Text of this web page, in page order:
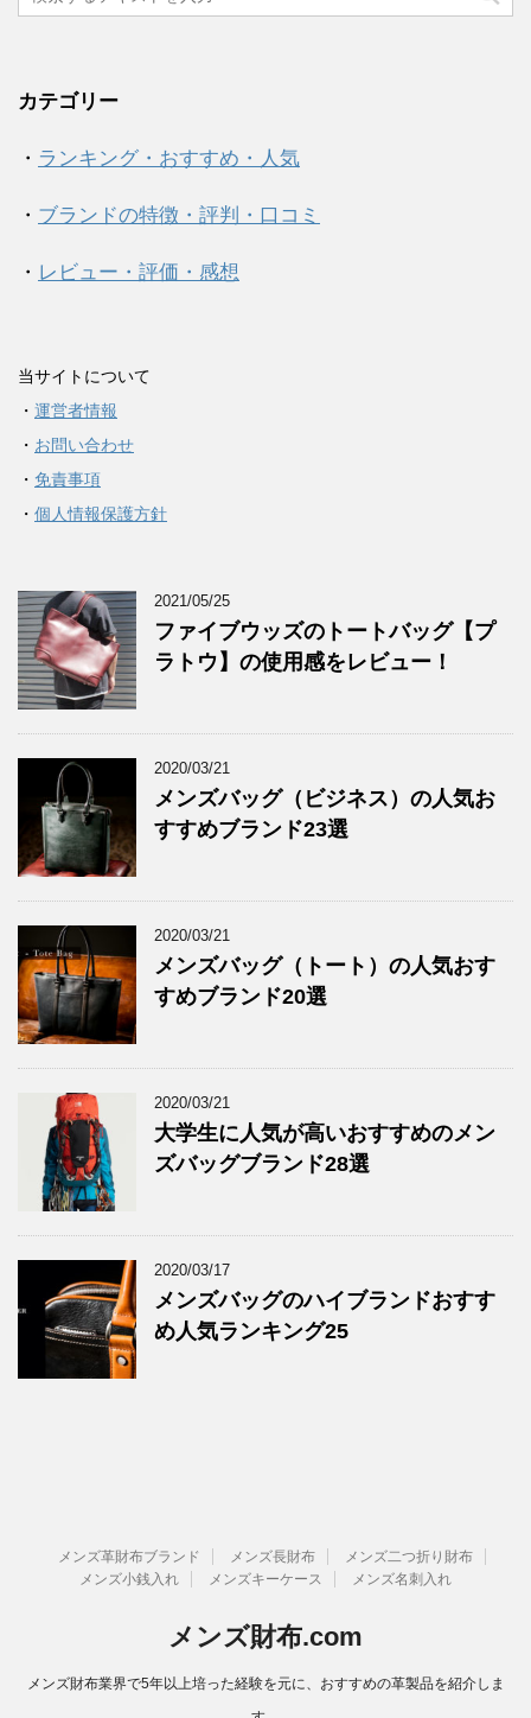
カテゴリー
・ ランキング・おすすめ・人気
・ ブランドの特徴・評判・口コミ
・ レビュー・評価・感想
当サイトについて
・ 運営者情報
・ お問い合わせ
・ 免責事項
・ 個人情報保護方針
2021/05/25
ファイブウッズのトートバッグ【プ
ラトウ】の使用感をレビュー！
2020/03/21
メンズバッグ（ビジネス）の人気お
すすめブランド23選
2020/03/21
メンズバッグ（トート）の人気おす
すめブランド20選
2020/03/21
大学生に人気が高いおすすめのメン
ズバッグブランド28選
2020/03/17
メンズバッグのハイブランドおすす
め人気ランキング25
メンズ革財布ブランド メンズ長財布
メンズ二つ折り財布
メンズ小銭入れ
メンズキーケース メンズ名刺入れ
メンズ財布.com
メンズ財布業界で5年以上培った経験を元に、おすすめの革製品を紹介しま